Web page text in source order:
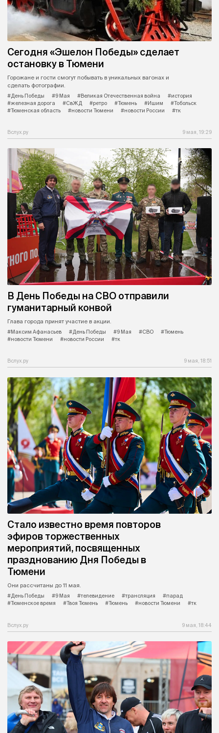
Сегодня «Эшелон Победы» сделает
остановку в Тюмени
Горожане и гости смогут побывать в уникальных вагонах и
сделать фотографии.
#День Победы
#9 Мая #Великая Отечественная война
#история
#железная дорога
#СвЖД #ретро #Тюмень #Ишим
#Тобольск
#Тюменская область
#новости Тюмени #новости России #тк
Вслух.ру 9 мая, 19:29
В День Победы на СВО отправили
гуманитарный конвой
Глава города принят участие в акции.
#Максим Афанасьев
#День Победы #9 Мая #СВО
#Тюмень
#новости Тюмени
#новости России #тк
Вслух.ру 9 мая, 18:51
Стало известно время повторов
эфиров торжественных
мероприятий, посвященных
празднованию Дня Победы в
Тюмени
Они рассчитаны до 11 мая.
#День Победы
#9 Мая #телевидение #трансляция
#парад
#Тюменское время
#Твоя Тюмень #Тюмень #новости Тюмени #тк
Вслух.ру 9 мая, 18:44